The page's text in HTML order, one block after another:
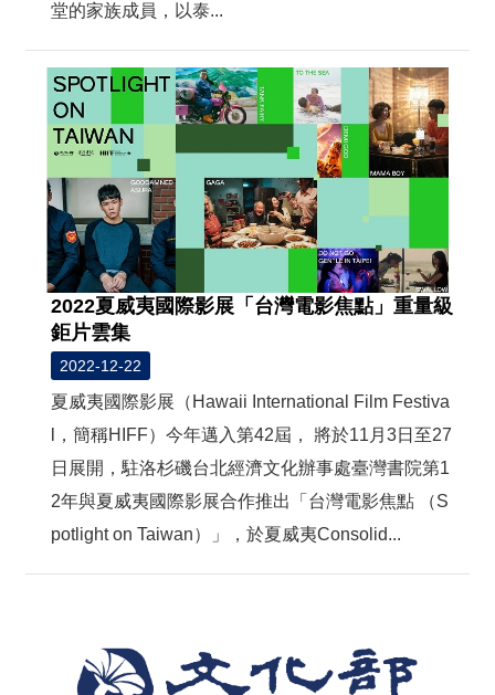
堂的家族成員，以泰...
2022夏威夷國際影展「台灣電影焦點」重量級
鉅片雲集
2022-12-22
夏威夷國際影展（Hawaii International Film Festiva
l，簡稱HIFF）今年邁入第42屆， 將於11月3日至27
日展開，駐洛杉磯台北經濟文化辦事處臺灣書院第1
2年與夏威夷國際影展合作推出「台灣電影焦點 （S
potlight on Taiwan）」，於夏威夷Consolid...